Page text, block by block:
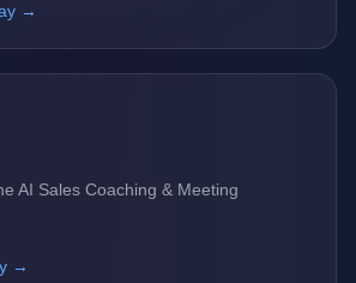
→
AI Sales Coaching & Meeting
→